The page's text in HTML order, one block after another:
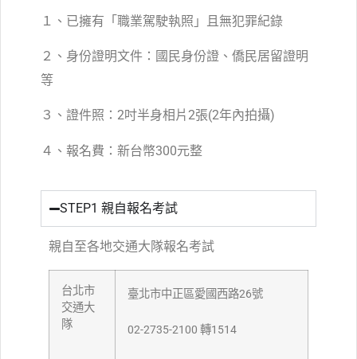
１、已擁有「職業駕駛執照」且無犯罪紀錄
２、身份證明文件：國民身份證、僑民居留證明
等
３、證件照：2吋半身相片2張(2年內拍攝)
４、報名費：新台幣300元整
STEP1 親自報名考試
親自至各地交通大隊報名考試
台北市
交通大
隊
臺北市中正區愛國西路26號
02-2735-2100 轉1514